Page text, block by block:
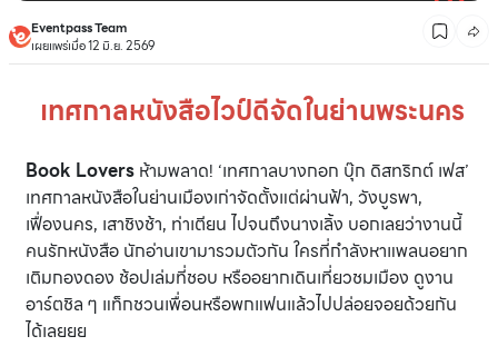
Eventpass Team
เผยแพร่เมื่อ 12 มิ.ย. 2569
เทศกาลหนังสือไวป์ดีจัดในย่านพระนคร
Book Lovers ห้ามพลาด! ‘เทศกาลบางกอก บุ๊ก ดิสทริกต์ เฟส’
เทศกาลหนังสือในย่านเมืองเก่าจัดตั้งแต่ผ่านฟ้า, วังบูรพา,
เฟื่องนคร, เสาชิงช้า, ท่าเตียน ไปจนถึงนางเลิ้ง บอกเลยว่างานนี้
คนรักหนังสือ นักอ่านเขามารวมตัวกัน ใครที่กำลังหาแพลนอยาก
เติมกองดอง ช้อปเล่มที่ชอบ หรืออยากเดินเที่ยวชมเมือง ดูงาน
อาร์ตชิล ๆ แท็กชวนเพื่อนหรือพกแฟนแล้วไปปล่อยจอยด้วยกัน
ได้เลยยย